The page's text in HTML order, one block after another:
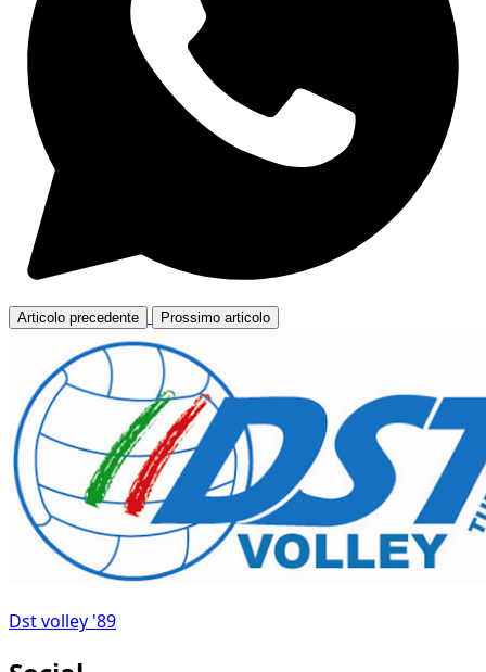
Articolo precedente Prossimo articolo
Dst volley '89